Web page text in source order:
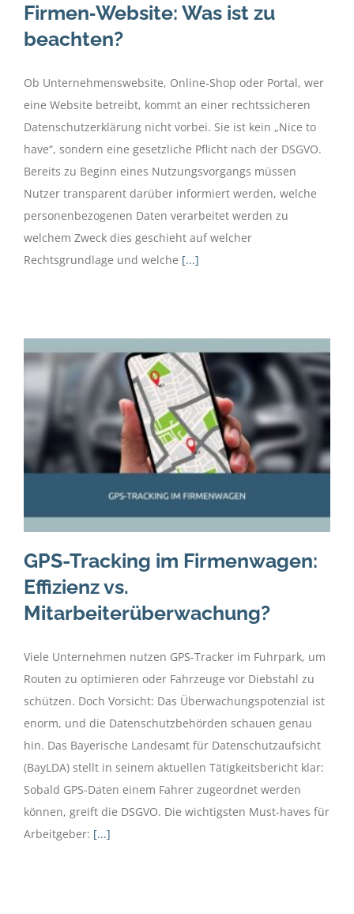
Firmen‑Website: Was ist zu
beachten?
Ob Unternehmenswebsite, Online‑Shop oder Portal, wer
eine Website betreibt, kommt an einer rechtssicheren
Datenschutzerklärung nicht vorbei. Sie ist kein „Nice to
have“, sondern eine gesetzliche Pflicht nach der DSGVO.
Bereits zu Beginn eines Nutzungsvorgangs müssen
Nutzer transparent darüber informiert werden, welche
personenbezogenen Daten verarbeitet werden zu
welchem Zweck dies geschieht auf welcher
Rechtsgrundlage und welche [...]
GPS-Tracking im Firmenwagen:
Effizienz vs.
Mitarbeiterüberwachung?
Viele Unternehmen nutzen GPS-Tracker im Fuhrpark, um
Routen zu optimieren oder Fahrzeuge vor Diebstahl zu
schützen. Doch Vorsicht: Das Überwachungspotenzial ist
enorm, und die Datenschutzbehörden schauen genau
hin. Das Bayerische Landesamt für Datenschutzaufsicht
(BayLDA) stellt in seinem aktuellen Tätigkeitsbericht klar:
Sobald GPS-Daten einem Fahrer zugeordnet werden
können, greift die DSGVO. Die wichtigsten Must-haves für
Arbeitgeber: [...]